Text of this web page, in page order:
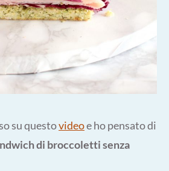
su questovideoe ho pensato di
di broccoletti senza